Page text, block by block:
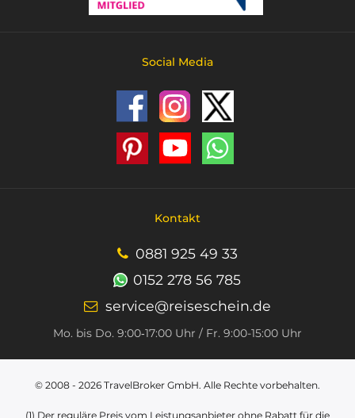
Social Media
Kontakt
0881 925 49 33
0152 278 56 785
service@reiseschein.de
Mo. bis Do. 9:00‑17:00 Uhr / Fr. 9:00-15:00 Uhr
© 2008 - 2026 TravelBroker GmbH. Alle Rechte vorbehalten.
(1) Der reguläre Preis vom Leistungsanbieter ohne Rabatt für die